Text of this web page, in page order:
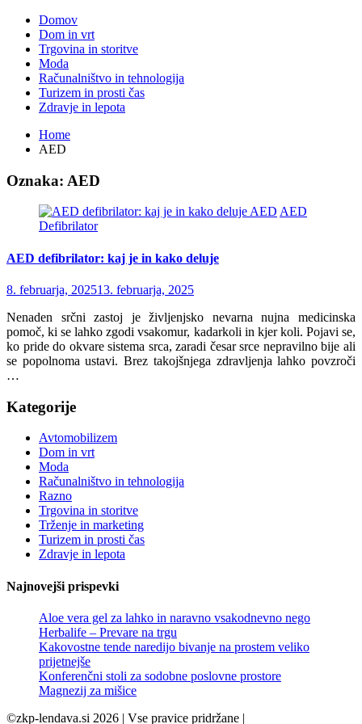
Domov
Dom in vrt
Trgovina in storitve
Moda
Računalništvo in tehnologija
Turizem in prosti čas
Zdravje in lepota
Home
AED
Oznaka: AED
AED AED
Defibrilator
AED defibrilator: kaj je in kako deluje
8. februarja, 202513. februarja, 2025
Nenaden srčni zastoj je življenjsko nevarna nujna medicinska
pomoč, ki se lahko zgodi vsakomur, kadarkoli in kjer koli. Pojavi se,
ko pride do okvare sistema srca, zaradi česar srce nepravilno bije ali
se popolnoma ustavi. Brez takojšnjega zdravljenja lahko povzroči
…
Kategorije
Avtomobilizem
Dom in vrt
Moda
Računalništvo in tehnologija
Razno
Trgovina in storitve
Trženje in marketing
Turizem in prosti čas
Zdravje in lepota
Najnovejši prispevki
Aloe vera gel za lahko in naravno vsakodnevno nego
Herbalife – Prevare na trgu
Kakovostne tende naredijo bivanje na prostem veliko
prijetnejše
Konferenčni stoli za sodobne poslovne prostore
Magnezij za mišice
©zkp-lendava.si 2026 | Vse pravice pridržane |